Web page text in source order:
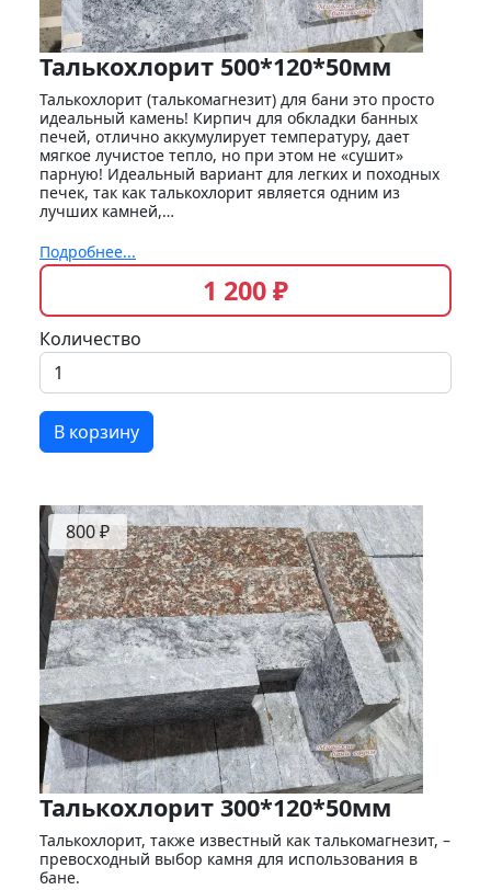
Талькохлорит 500*120*50мм
Талькохлорит (талькомагнезит) для бани это просто
идеальный камень! Кирпич для обкладки банных
печей, отлично аккумулирует температуру, дает
мягкое лучистое тепло, но при этом не «сушит»
парную! Идеальный вариант для легких и походных
печек, так как талькохлорит является одним из
лучших камней,…
Подробнее...
1 200 ₽
Количество
В корзину
800 ₽
Талькохлорит 300*120*50мм
Талькохлорит, также известный как талькомагнезит, –
превосходный выбор камня для использования в
бане.